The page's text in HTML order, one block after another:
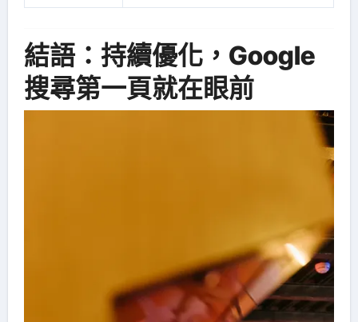
結語：持續優化，Google
搜尋第一頁就在眼前